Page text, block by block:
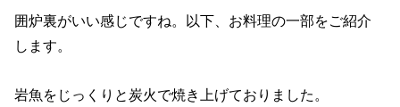
囲炉裏がいい感じですね。以下、お料理の一部をご紹介
します。
岩魚をじっくりと炭火で焼き上げておりました。